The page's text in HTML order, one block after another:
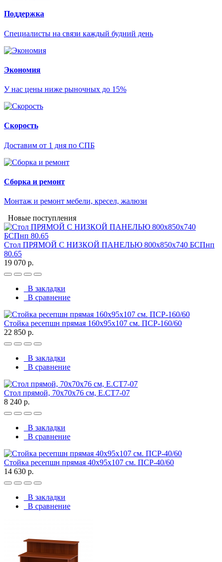
Поддержка
Специалисты на связи каждый будний день
Экономия
У нас цены ниже рыночных до 15%
Скорость
Доставим от 1 дня по СПБ
Сборка и ремонт
Монтаж и ремонт мебели, кресел, жалюзи
Новые поступления
Стол ПРЯМОЙ С НИЗКОЙ ПАНЕЛЬЮ 800х850х740 БСПнп
80.65
19 070 р.
В закладки
В сравнение
Стойка ресепшн прямая 160х95х107 см. ПСР-160/60
22 850 р.
В закладки
В сравнение
Стол прямой, 70x70x76 см, Е.СТ7-07
8 240 р.
В закладки
В сравнение
Стойка ресепшн прямая 40х95х107 см. ПСР-40/60
14 630 р.
В закладки
В сравнение